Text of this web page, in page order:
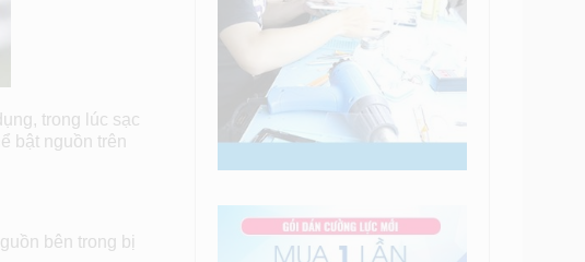
trong lúc sạc
bật nguồn trên
bên trong bị